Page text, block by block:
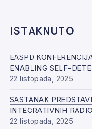
ISTAKNUTO
EASPD
ENABLING SELF-
22 listopada, 2025
SASTANAK
INTEGRATIVNIH
22 listopada, 2025